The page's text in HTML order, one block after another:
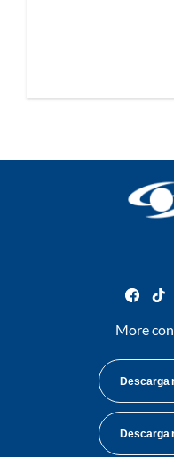
More
Descarga
Descarga